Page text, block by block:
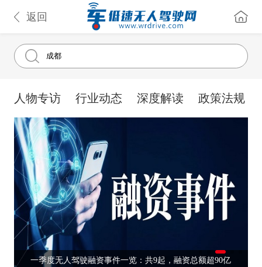
返回
人物专访 行业动态 深度解读 政策法规
一季度无人驾驶融资事件一览：共9起，融资总额超90亿